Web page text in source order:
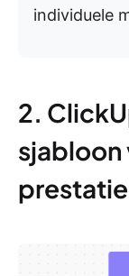
individuele
2.
sjabloon